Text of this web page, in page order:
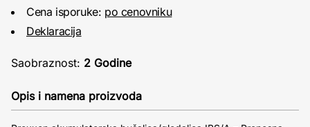
Cena isporuke: po cenovniku
Deklaracija
Saobraznost: 2 Godine
Opis i namena proizvoda